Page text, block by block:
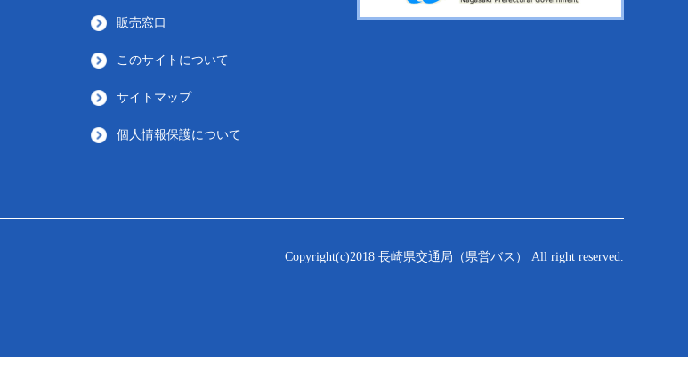
販売窓口
このサイトについて
サイトマップ
個人情報保護について
Copyright(c)2018 長崎県交通局（県営バス） All right reserved.